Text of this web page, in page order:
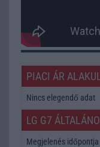
PIACI ÁR
Nincs elegendő adat
LG G7
Megjelenés időpontja